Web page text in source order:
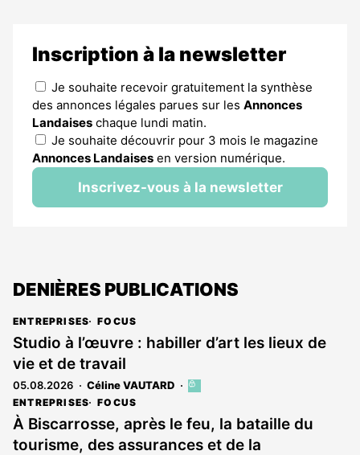
Inscription à la newsletter
Je souhaite recevoir gratuitement la synthèse
des annonces légales parues sur les Annonces
Landaises chaque lundi matin.
Je souhaite découvrir pour 3 mois le magazine
Annonces Landaises en version numérique.
Inscrivez-vous à la newsletter
DENIÈRES PUBLICATIONS
ENTREPRISES FOCUS
Studio à l’œuvre : habiller d’art les lieux de
vie et de travail
05.08.2026 Céline VAUTARD
Cet
est
réservé
aux
ENTREPRISES FOCUS
À Biscarrosse, après le feu, la bataille du
tourisme, des assurances et de la